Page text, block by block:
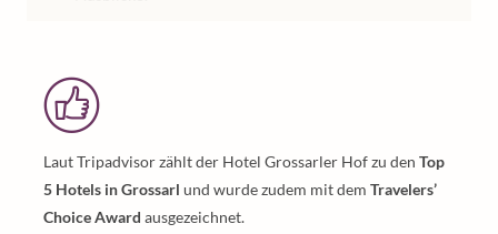
Laut Tripadvisor zählt der Hotel Grossarler Hof zu den Top
5 Hotels in Grossarl und wurde zudem mit dem Travelers’
Choice Award ausgezeichnet.